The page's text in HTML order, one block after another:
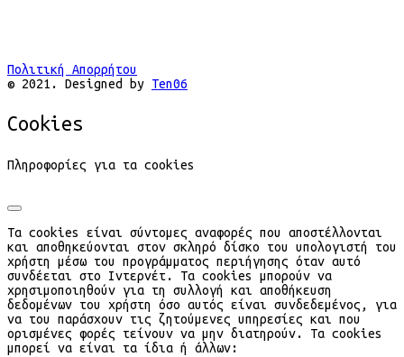
Πολιτική Απορρήτου
© 2021. Designed by Ten06
Cookies
Πληροφορίες για τα cookies
Τα cookies είναι σύντομες αναφορές που αποστέλλονται
και αποθηκεύονται στον σκληρό δίσκο του υπολογιστή του
χρήστη μέσω του προγράμματος περιήγησης όταν αυτό
συνδέεται στο Ιντερνέτ. Τα cookies μπορούν να
χρησιμοποιηθούν για τη συλλογή και αποθήκευση
δεδομένων του χρήστη όσο αυτός είναι συνδεδεμένος, για
να του παράσχουν τις ζητούμενες υπηρεσίες και που
ορισμένες φορές τείνουν να μην διατηρούν. Τα cookies
μπορεί να είναι τα ίδια ή άλλων: